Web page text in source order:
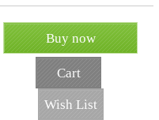
Buy now
Cart
Wish List